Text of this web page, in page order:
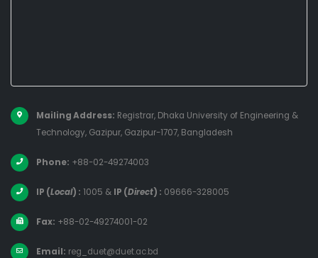
Mailing Address: Registrar, Dhaka University of Engineering &
Technology, Gazipur, Gazipur-1707, Bangladesh
Phone: +88-02-49274003
IP (Local) : 1005 & IP (Direct) : 09666-328005
Fax: +88-02-49274001-02
Email: reg_duet@duet.ac.bd